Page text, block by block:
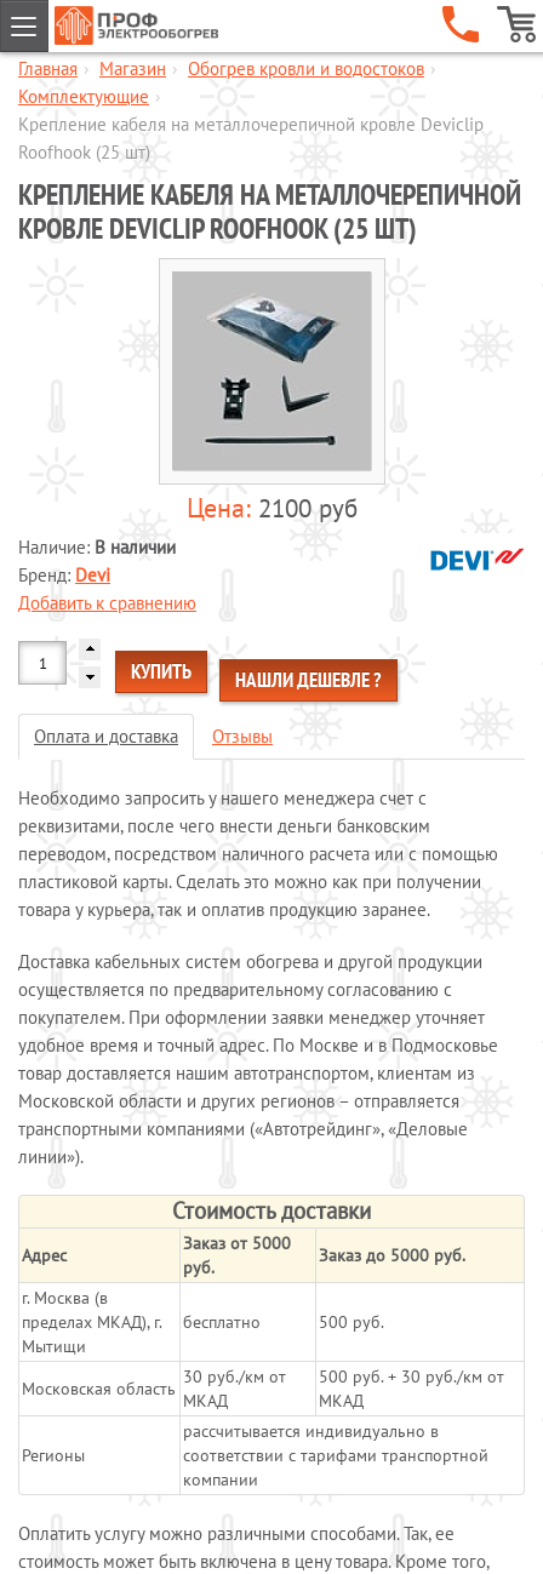
ГЛАВНАЯ
КОМПАНИЯ
УСЛУГИ
ОБЪЕКТЫ
КАТАЛОГИ
Обогрев кровли и водостоков
Шкафы управления обогревом
Готовые комплекты для обогрева
Обогрев бетона
Системы обогрева пола
Специальные кабели
Системы защиты от протечек воды
Обогрев морозильных камер
Обогрев грунта
Отопление и водоснабжение
КАЛЬКУЛЯТОР
КОНТАКТЫ
Главная › Магазин › Обогрев кровли и водостоков ›
Комплектующие ›
Крепление кабеля на металлочерепичной кровле Deviclip
Roofhook (25 шт)
КРЕПЛЕНИЕ КАБЕЛЯ НА МЕТАЛЛОЧЕРЕПИЧНОЙ
КРОВЛЕ DEVICLIP ROOFHOOK (25 ШТ)
2100 руб
Наличие: В наличии
Бренд: Devi
Добавить к сравнению
КУПИТЬ НАШЛИ ДЕШЕВЛЕ ?
Оплата и доставка Отзывы
Необходимо запросить у нашего менеджера счет с
реквизитами, после чего внести деньги банковским
переводом, посредством наличного расчета или с помощью
пластиковой карты. Сделать это можно как при получении
товара у курьера, так и оплатив продукцию заранее.
Доставка кабельных систем обогрева и другой продукции
осуществляется по предварительному согласованию с
покупателем. При оформлении заявки менеджер уточняет
удобное время и точный адрес. По Москве и в Подмосковье
товар доставляется нашим автотранспортом, клиентам из
Московской области и других регионов – отправляется
транспортными компаниями («Автотрейдинг», «Деловые
линии»).
Стоимость доставки
Адрес
Заказ от 5000
руб.
Заказ до 5000 руб.
г. Москва (в
пределах МКАД), г.
Мытищи
бесплатно 500 руб.
Московская область
30 руб./км от
МКАД
500 руб. + 30 руб./км от
МКАД
Регионы
рассчитывается индивидуально в
соответствии с тарифами транспортной
компании
Оплатить услугу можно различными способами. Так, ее
стоимость может быть включена в цену товара. Кроме того,